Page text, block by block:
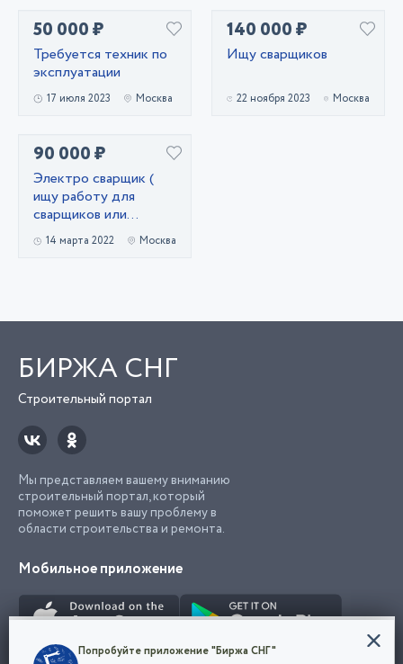
50 000 ₽
Требуется техник по
эксплуатации
17 июля 2023 Москва
140 000 ₽
Ищу сварщиков
22 ноября 2023 Москва
90 000 ₽
Электро сварщик (
ищу работу для
сварщиков или
водителя )
14 марта 2022 Москва
БИРЖА СНГ
Строительный портал
Мы представляем вашему вниманию
строительный портал, который
поможет решить вашу проблему в
области строительства и ремонта.
Мобильное приложение
Конфиденциальность
Попробуйте приложение "Биржа СНГ"